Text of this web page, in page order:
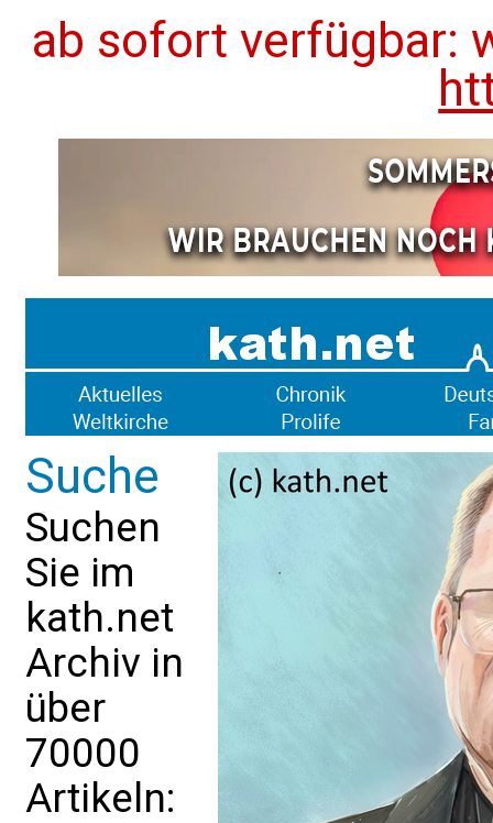
ab sofort verfügbar:
Suche
Suchen
Sie im
kath.net
Archiv in
über
70000
Artikeln: